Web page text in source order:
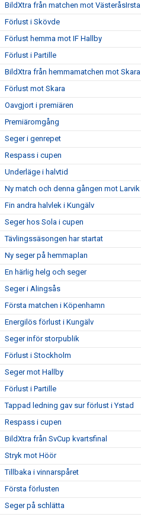
BildXtra från matchen mot VästeråsIrsta
Förlust i Skövde
Förlust hemma mot IF Hallby
Förlust i Partille
BildXtra från hemmamatchen mot Skara
Förlust mot Skara
Oavgjort i premiären
Premiäromgång
Seger i genrepet
Respass i cupen
Underläge i halvtid
Ny match och denna gången mot Larvik
Fin andra halvlek i Kungälv
Seger hos Sola i cupen
Tävlingssäsongen har startat
Ny seger på hemmaplan
En härlig helg och seger
Seger i Alingsås
Första matchen i Köpenhamn
Energilös förlust i Kungälv
Seger inför storpublik
Förlust i Stockholm
Seger mot Hallby
Förlust i Partille
Tappad ledning gav sur förlust i Ystad
Respass i cupen
BildXtra från SvCup kvartsfinal
Stryk mot Höör
Tillbaka i vinnarspåret
Första förlusten
Seger på schlätta